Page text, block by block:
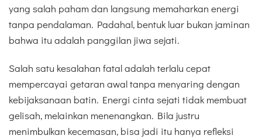
yang salah paham dan langsung memaharkan energi
tanpa pendalaman. Padahal, bentuk luar bukan jaminan
bahwa itu adalah panggilan jiwa sejati.
Salah satu kesalahan fatal adalah terlalu cepat
mempercayai getaran awal tanpa menyaring dengan
kebijaksanaan batin. Energi cinta sejati tidak membuat
gelisah, melainkan menenangkan. Bila justru
menimbulkan kecemasan, bisa jadi itu hanya refleksi